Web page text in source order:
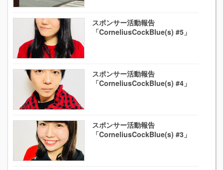
スポンサー活動報告
「CorneliusCockBlue(s) #5」
スポンサー活動報告
「CorneliusCockBlue(s) #4」
スポンサー活動報告
「CorneliusCockBlue(s) #3」